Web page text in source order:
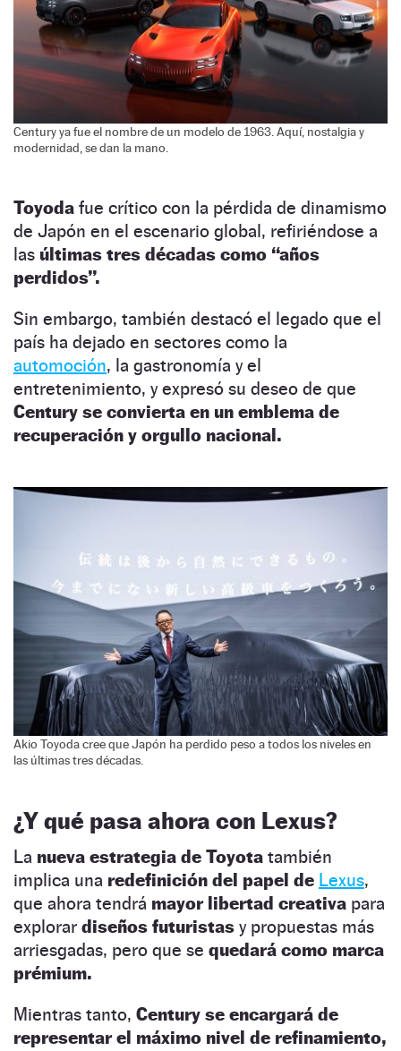
Century ya fue el nombre de un modelo de 1963. Aquí, nostalgia y
modernidad, se dan la mano.
Toyoda fue crítico con la pérdida de dinamismo
de Japón en el escenario global, refiriéndose a
las últimas tres décadas como “años
perdidos”.
Sin embargo, también destacó el legado que el
país ha dejado en sectores como la
automoción, la gastronomía y el
entretenimiento, y expresó su deseo de que
Century se convierta en un emblema de
recuperación y orgullo nacional.
Akio Toyoda cree que Japón ha perdido peso a todos los niveles en
las últimas tres décadas.
¿Y qué pasa ahora con Lexus?
La nueva estrategia de Toyota también
implica una redefinición del papel de Lexus,
que ahora tendrá mayor libertad creativa para
explorar diseños futuristas y propuestas más
arriesgadas, pero que se quedará como marca
prémium.
Mientras tanto, Century se encargará de
representar el máximo nivel de refinamiento,